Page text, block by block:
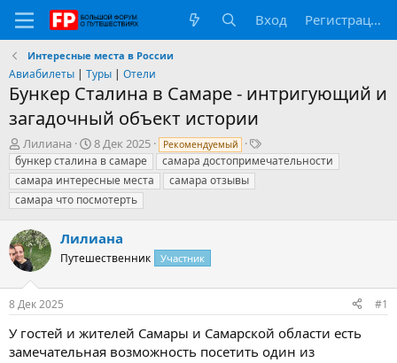
Вход Регистрация
Интересные места в России
Авиабилеты | Туры | Отели
Бункер Сталина в Самаре - интригующий и
загадочный объект истории
А
в
т
о
р
е
м
ы
Лилиана
Д
а
т
а
н
ч
а
а
8 Дек 2025 Рекомендуемый
Т
е
г
бункер сталина в самаре
самара достопримечательности
самара интересные места
самара отзывы
самара что посмотерть
Лилиана
Путешественник Участник
8 Дек 2025 #1
У гостей и жителей Самары и Самарской области есть
замечательная возможность посетить один из